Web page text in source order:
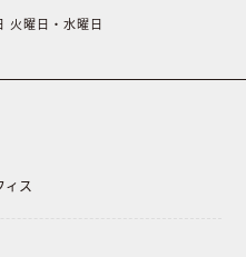
曜日・水曜日
ィス